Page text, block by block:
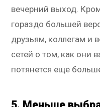
вечерний выход.
гораздо большей
друзьям, коллегам и
сетей о том, как они
потянется еще